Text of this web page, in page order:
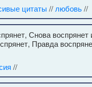
цитаты // любовь//
Снова воспрянет
Правда
//